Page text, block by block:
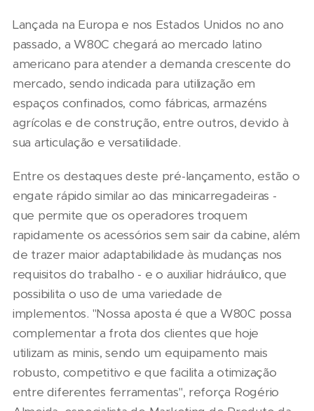
Lançada na Europa e nos Estados Unidos no ano
passado, a W80C chegará ao mercado latino
americano para atender a demanda crescente do
mercado, sendo indicada para utilização em
espaços confinados, como fábricas, armazéns
agrícolas e de construção, entre outros, devido à
sua articulação e versatilidade.
Entre os destaques deste pré-lançamento, estão o
engate rápido similar ao das minicarregadeiras -
que permite que os operadores troquem
rapidamente os acessórios sem sair da cabine, além
de trazer maior adaptabilidade às mudanças nos
requisitos do trabalho - e o auxiliar hidráulico, que
possibilita o uso de uma variedade de
implementos. "Nossa aposta é que a W80C possa
complementar a frota dos clientes que hoje
utilizam as minis, sendo um equipamento mais
robusto, competitivo e que facilita a otimização
entre diferentes ferramentas", reforça Rogério